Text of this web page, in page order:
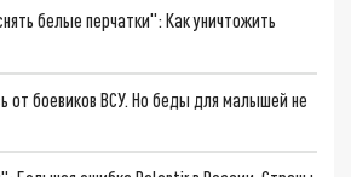
белые перчатки": Как уничтожить
от боевиков ВСУ. Но беды для малышей не